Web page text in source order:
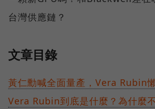
台灣供應鏈？
文章目錄
黃仁勳喊全面量產，Vera Rubin
Vera Rubin到底是什麼？為什麼